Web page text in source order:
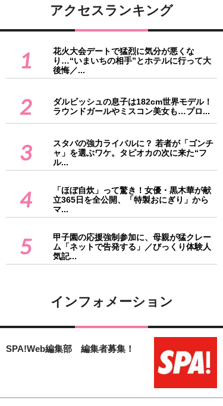
アクセスランキング
1
花火大会デートで猛烈に気分が悪くな
り…“いまいちの相手”とホテルに行って大
後悔／...
2
ダルビッシュの息子は182cm世界モデル！
ラウンドガールやミスコン美女も…プロ...
3
スタバの強力ライバルに？ 若者が「ゴンチ
ャ」を選ぶワケ。タピオカの次に来た“フ
ル...
4
「ほぼ自炊」って驚き！女優・黒木華が献
立365日を全公開、「特製おにぎり」から
マ...
5
甲子園の応援強制参加に、母親が猛クレー
ム「ネットで告発する」／びっくり体験人
気記...
インフォメーション
SPA!Web編集部 編集者募集！